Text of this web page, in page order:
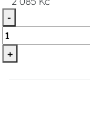
-
+